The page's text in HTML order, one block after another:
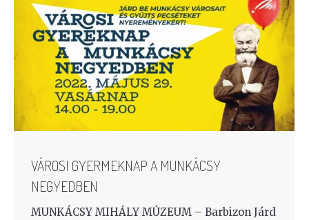
VÁROSI GYERMEKNAP A MUNKÁCSY
NEGYEDBEN
MUNKÁCSY MIHÁLY MÚZEUM – Barbizon Járd